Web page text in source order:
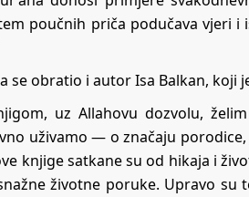
poučnih priča podučava vjeri i
se obratio i autor Isa Balkan,
uz Allahovu dozvolu,
uživamo — o značaju
knjige satkane su od hikaja i
životne poruke. Upravo